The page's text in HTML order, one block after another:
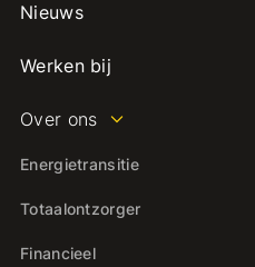
Nieuws
Werken bij
Over ons
Energietransitie
Totaalontzorger
Financieel